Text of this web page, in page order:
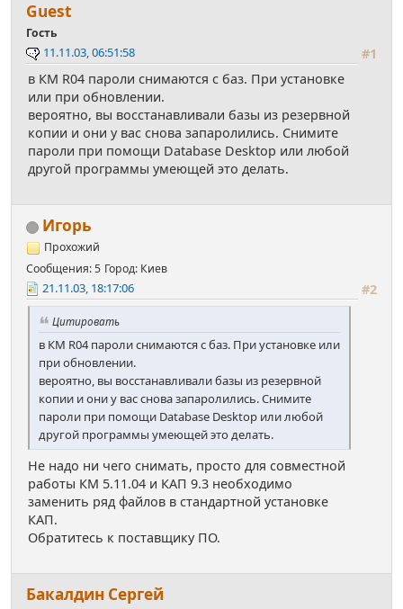
Guest
Гость
#1
11.11.03, 06:51:58
в КМ R04 пароли снимаются с баз. При установке
или при обновлении.
вероятно, вы восстанавливали базы из резервной
копии и они у вас снова запаролились. Снимите
пароли при помощи Database Desktop или любой
другой программы умеющей это делать.
Игорь
Прохожий
Сообщения: 5 Город: Киев
#2
21.11.03, 18:17:06
Цитировать
в КМ R04 пароли снимаются с баз. При установке или
при обновлении.
вероятно, вы восстанавливали базы из резервной
копии и они у вас снова запаролились. Снимите
пароли при помощи Database Desktop или любой
другой программы умеющей это делать.
Не надо ни чего снимать, просто для совместной
работы КМ 5.11.04 и КАП 9.3 необходимо
заменить ряд файлов в стандартной установке
КАП.
Обратитесь к поставщику ПО.
Бакалдин Сергей